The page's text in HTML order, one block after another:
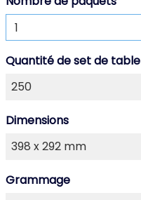
Quantité de set de table
Dimensions
Grammage